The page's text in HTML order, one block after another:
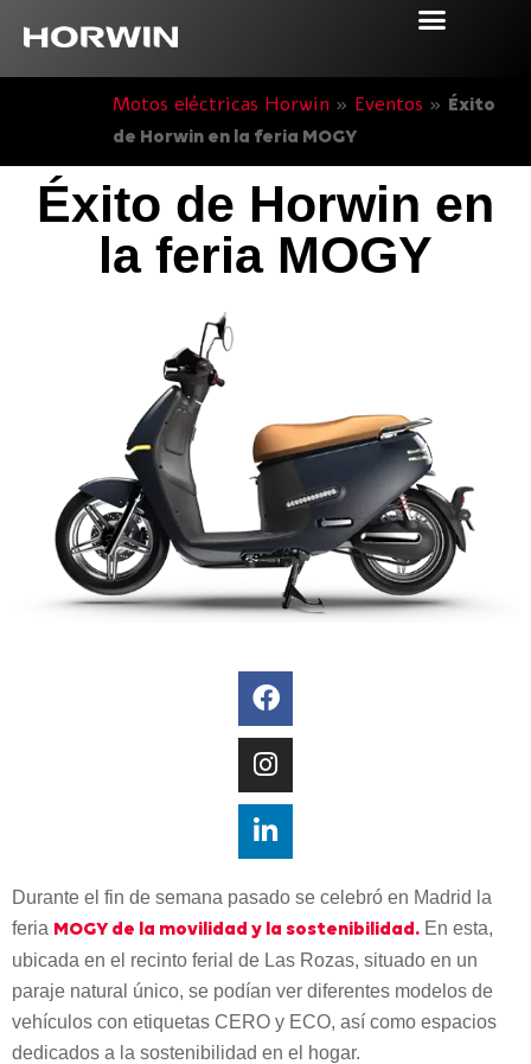
Motos eléctricas Horwin » Eventos »
Éxito
de Horwin en la feria MOGY
Éxito de Horwin en
la feria MOGY
Durante el fin de semana pasado se celebró en Madrid la
feria MOGY de la movilidad y la sostenibilidad. En esta,
ubicada en el recinto ferial de Las Rozas, situado en un
paraje natural único, se podían ver diferentes modelos de
vehículos con etiquetas CERO y ECO, así como espacios
dedicados a la sostenibilidad en el hogar.